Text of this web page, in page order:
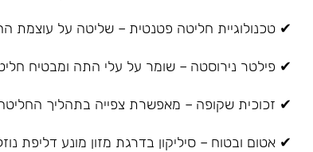
✔ טכנולוגיית חליטה פטנטית – שליטה על עוצמת
✔ פילטר נירוסטה – שומר על עלי התה ומבטיח
✔ זכוכית שקופה – מאפשרת צפייה בתהליך
✔ אטום ובטוח – סיליקון בדרגת מזון מונע דליפת